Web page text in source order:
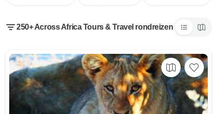
250+ Across Africa Tours & Travel rondreizen